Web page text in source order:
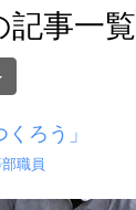
事一覧
ろう」
職員